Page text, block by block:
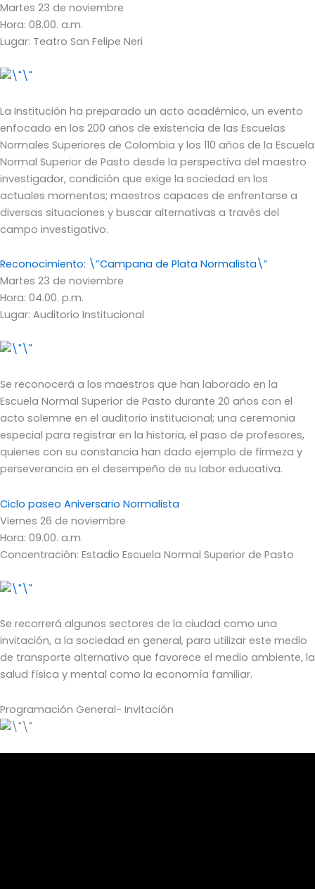
Martes 23 de noviembre
Hora: 08.00. a.m.
Lugar: Teatro San Felipe Neri
La Institución ha preparado un acto académico, un evento
enfocado en los 200 años de existencia de las Escuelas
Normales Superiores de Colombia y los 110 años de la Escuela
Normal Superior de Pasto desde la perspectiva del maestro
investigador, condición que exige la sociedad en los
actuales momentos; maestros capaces de enfrentarse a
diversas situaciones y buscar alternativas a través del
campo investigativo.
Reconocimiento: \”Campana de Plata Normalista\”
Martes 23 de noviembre
Hora: 04.00. p.m.
Lugar: Auditorio Institucional
Se reconocerá a los maestros que han laborado en la
Escuela Normal Superior de Pasto durante 20 años con el
acto solemne en el auditorio institucional; una ceremonia
especial para registrar en la historia, el paso de profesores,
quienes con su constancia han dado ejemplo de firmeza y
perseverancia en el desempeño de su labor educativa.
Ciclo paseo Aniversario Normalista
Viernes 26 de noviembre
Hora: 09.00. a.m.
Concentración: Estadio Escuela Normal Superior de Pasto
Se recorrerá algunos sectores de la ciudad como una
invitación, a la sociedad en general, para utilizar este medio
de transporte alternativo que favorece el medio ambiente, la
salud física y mental como la economía familiar.
Programación General- Invitación